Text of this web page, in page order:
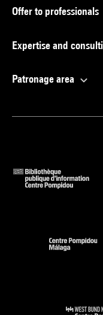
Offer to professionals
Expertise and
Patronage area